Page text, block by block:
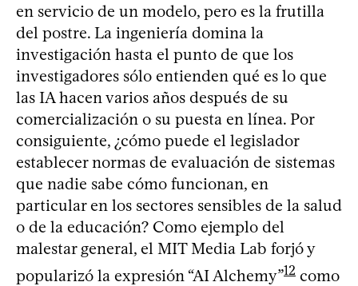
en servicio de un modelo, pero es la frutilla
del postre. La ingeniería domina la
investigación hasta el punto de que los
investigadores sólo entienden qué es lo que
las IA hacen varios años después de su
comercialización o su puesta en línea. Por
consiguiente, ¿cómo puede el legislador
establecer normas de evaluación de sistemas
que nadie sabe cómo funcionan, en
particular en los sectores sensibles de la salud
o de la educación? Como ejemplo del
malestar general, el MIT Media Lab forjó y
popularizó la expresión “AI Alchemy”12 como